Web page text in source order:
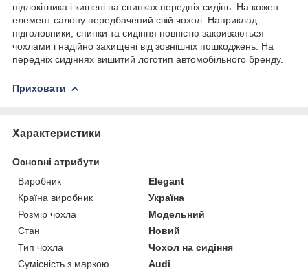
підлокітника і кишені на спинках передніх сидінь. На кожен
елемент салону передбачений свій чохол. Наприклад
підголовники, спинки та сидіння повністю закриваються
чохлами і надійно захищені від зовнішніх пошкоджень. На
передніх сидіннях вишитий логотип автомобільного бренду.
Приховати
Характеристики
Основні атрибути
Виробник
Elegant
Країна виробник
Україна
Розмір чохла
Модельний
Стан
Новий
Тип чохла
Чохол на сидіння
Сумісність з маркою
Audi